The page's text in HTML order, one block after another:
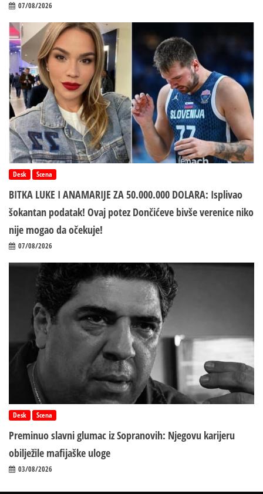
07/08/2026
Desk Scena
BITKA LUKE I ANAMARIJE ZA 50.000.000 DOLARA: Isplivao
šokantan podatak! Ovaj potez Dončićeve bivše verenice niko
nije mogao da očekuje!
07/08/2026
Desk Scena
Preminuo slavni glumac iz Sopranovih: Njegovu karijeru
obilježile mafijaške uloge
03/08/2026